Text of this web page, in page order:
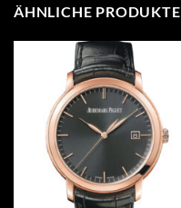
ÄHNLICHE PRODUKTE